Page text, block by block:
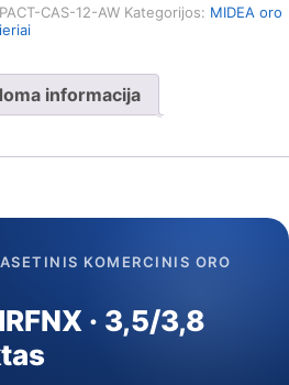
CAS-12-AW Kategorijos: MIDEA oro
informacija
KOMERCINIS ORO
· 3,5/3,8